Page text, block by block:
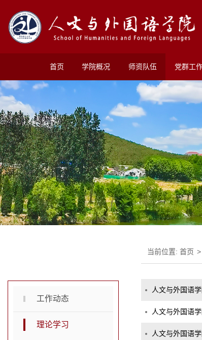
首页 学院概况 师资队伍 党群工
工作动态
理论学习
当前位置: 首页 >
人文与外国语
人文与外国语
人文与外国语